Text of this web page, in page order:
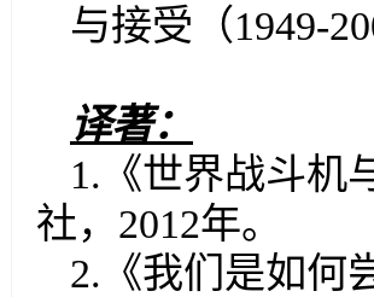
与接受（1949-
译著：
1. 《世界战斗
社， 2012年。
2. 《我们是如